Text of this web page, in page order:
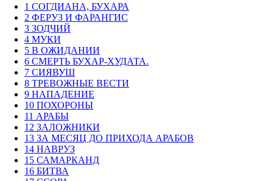
1 СОГДИАНА, БУХАРА
2 ФЕРУЗ И ФАРАНГИС
3 ЗОДЧИЙ
4 МУКИ
5 В ОЖИДАНИИ
6 СМЕРТЬ БУХАР-ХУДАТА.
7 СИЯВУШ
8 ТРЕВОЖНЫЕ ВЕСТИ
9 НАПАДЕНИЕ
10 ПОХОРОНЫ
11 АРАБЫ
12 ЗАЛОЖНИКИ
13 ЗА МЕСЯЦ ДО ПРИХОДА АРАБОВ
14 НАВРУЗ
15 САМАРКАНД
16 БИТВА